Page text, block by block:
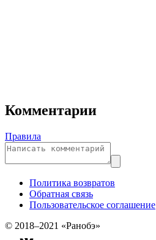
Комментарии
Правила
Политика возвратов
Обратная связь
Пользовательское соглашение
© 2018–2021 «Ранобэ»